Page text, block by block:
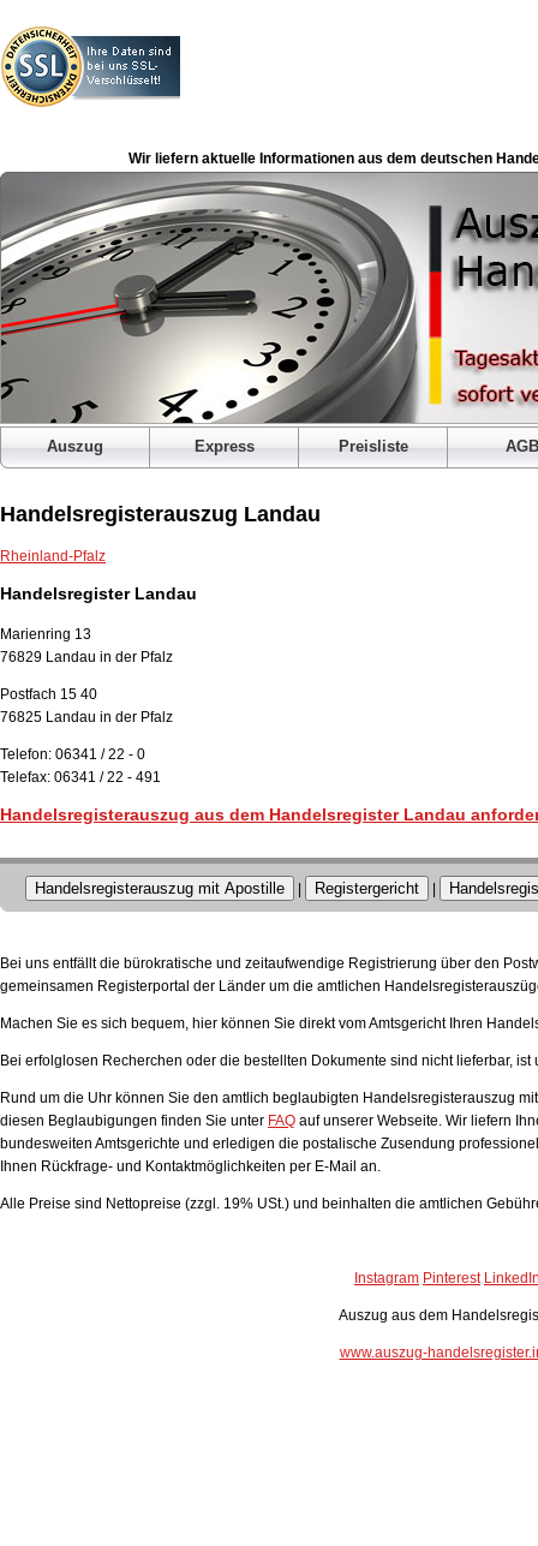
Wir liefern aktuelle Informationen aus dem deutschen
Auszug Express Preisliste AGB
Handelsregisterauszug Landau
Rheinland-Pfalz
Handelsregister Landau
Marienring 13
76829 Landau in der Pfalz
Postfach 15 40
76825 Landau in der Pfalz
Telefon: 06341 / 22 - 0
Telefax: 06341 / 22 - 491
Handelsregisterauszug aus dem Handelsregister Landau
Handelsregisterauszug mit Apostille Registergericht
Bei uns entfällt die bürokratische und zeitaufwendige Registrierung über den
gemeinsamen Registerportal der Länder um die amtlichen
Machen Sie es sich bequem, hier können Sie direkt vom Amtsgericht Ihren
Bei erfolglosen Recherchen oder die bestellten Dokumente sind nicht lieferbar, ist
Rund um die Uhr können Sie den amtlich beglaubigten Handelsregisterauszug
diesen Beglaubigungen finden Sie unter FAQ auf unserer Webseite. Wir liefern
bundesweiten Amtsgerichte und erledigen die postalische Zusendung
Ihnen Rückfrage- und Kontaktmöglichkeiten per E-Mail an.
Alle Preise sind Nettopreise (zzgl. 19% USt.) und beinhalten die amtlichen
Instagram Pinterest
Auszug aus dem
www.auszug-